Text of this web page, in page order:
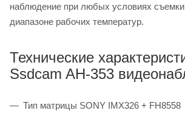
наблюдение при любых условиях
диапазоне рабочих температур.
Технические
Ssdcam AH-353
Тип матрицы SONY IMX326 + FH8558